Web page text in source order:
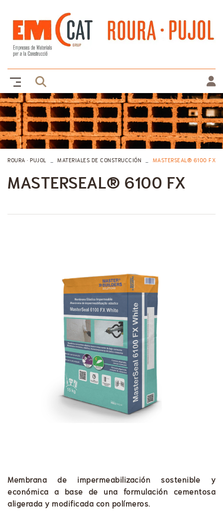
ROURA · PUJOL MATERIALES DE CONSTRUCCIÓN MASTERSEAL® 6100 FX
MASTERSEAL® 6100 FX
Membrana de impermeabilización sostenible y
económica a base de una formulación cementosa
aligerada y modificada con polímeros.